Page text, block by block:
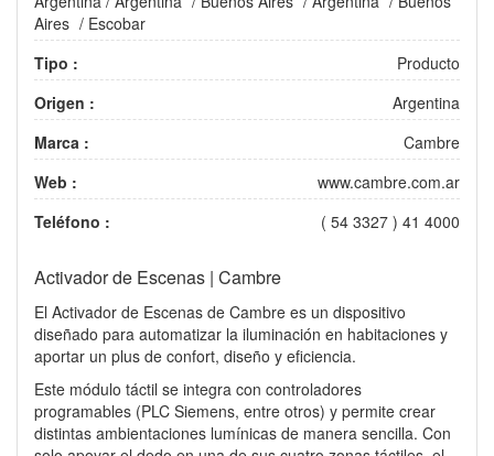
Aires / Escobar
Tipo :
Producto
Origen :
Argentina
Marca :
Cambre
Web :
www.cambre.com.ar
Teléfono :
( 54 3327 ) 41 4000
Activador de Escenas | Cambre
El Activador de Escenas de Cambre es un dispositivo
diseñado para automatizar la iluminación en habitaciones y
aportar un plus de confort, diseño y eficiencia.
Este módulo táctil se integra con controladores
programables (PLC Siemens, entre otros) y permite crear
distintas ambientaciones lumínicas de manera sencilla. Con